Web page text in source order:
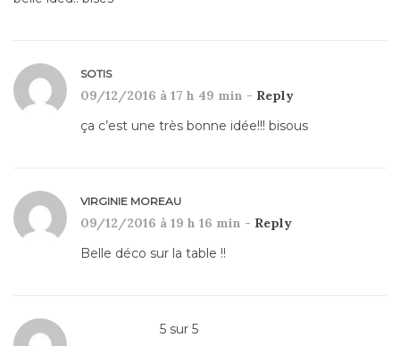
SOTIS
09/12/2016 à 17 h 49 min - Reply
ça c’est une très bonne idée!!! bisous
VIRGINIE MOREAU
09/12/2016 à 19 h 16 min - Reply
Belle déco sur la table !!
5 sur 5